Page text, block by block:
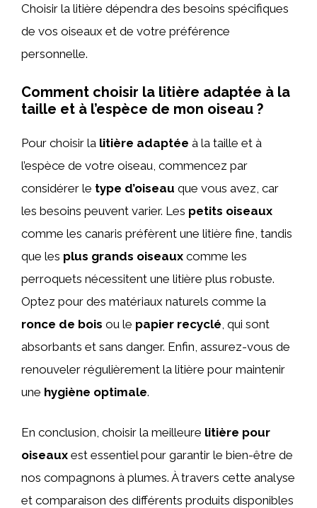
Choisir la litière dépendra des besoins spécifiques
de vos oiseaux et de votre préférence
personnelle.
Comment choisir la litière adaptée à la
taille et à l’espèce de mon oiseau ?
Pour choisir la litière adaptée à la taille et à
l’espèce de votre oiseau, commencez par
considérer le type d’oiseau que vous avez, car
les besoins peuvent varier. Les petits oiseaux
comme les canaris préfèrent une litière fine, tandis
que les plus grands oiseaux comme les
perroquets nécessitent une litière plus robuste.
Optez pour des matériaux naturels comme la
ronce de bois ou le papier recyclé , qui sont
absorbants et sans danger. Enfin, assurez-vous de
renouveler régulièrement la litière pour maintenir
une hygiène optimale.
En conclusion, choisir la meilleure litière pour
oiseaux est essentiel pour garantir le bien-être de
nos compagnons à plumes. À travers cette analyse
et comparaison des différents produits disponibles